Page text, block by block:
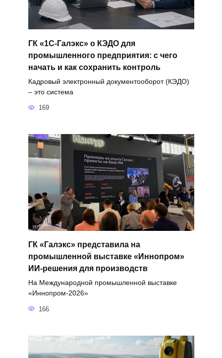
ГК «1С-Галэкс» о КЭДО для
промышленного предприятия: с чего
начать и как сохранить контроль
Кадровый электронный документооборот (КЭДО)
– это система
169
ГК «Галэкс» представила на
промышленной выставке «Иннопром»
ИИ-решения для производств
На Международной промышленной выставке
«Иннопром-2026»
166